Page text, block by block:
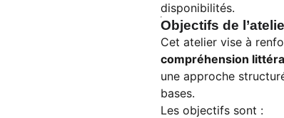
disponibilités.
Objectifs de
Cet atelier vise à
compréhension
une approche
bases.
Les objectifs sont :